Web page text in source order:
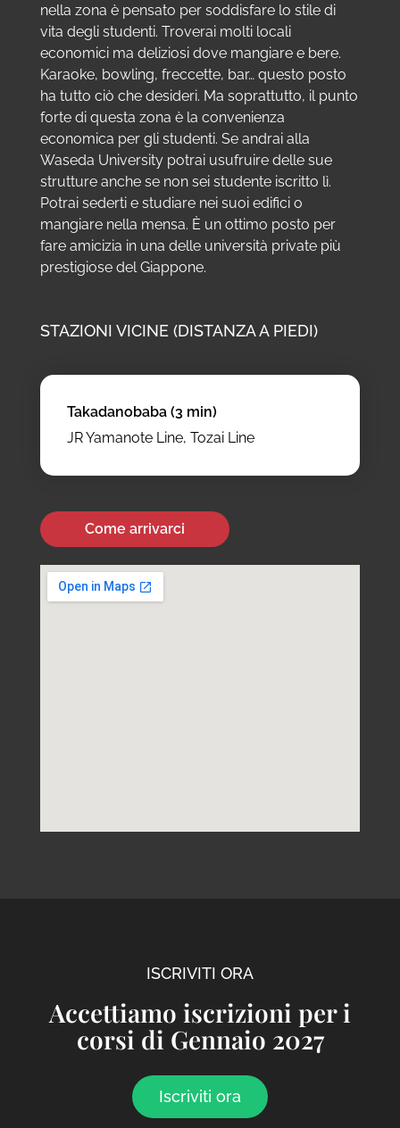
nella zona è pensato per soddisfare lo stile di
vita degli studenti. Troverai molti locali
economici ma deliziosi dove mangiare e bere.
Karaoke, bowling, freccette, bar… questo posto
ha tutto ciò che desideri. Ma soprattutto, il punto
forte di questa zona è la convenienza
economica per gli studenti. Se andrai alla
Waseda University potrai usufruire delle sue
strutture anche se non sei studente iscritto lì.
Potrai sederti e studiare nei suoi edifici o
mangiare nella mensa. È un ottimo posto per
fare amicizia in una delle università private più
prestigiose del Giappone.
STAZIONI VICINE (DISTANZA A PIEDI)
Takadanobaba (3 min)
JR Yamanote Line, Tozai Line
Come arrivarci
ISCRIVITI ORA
Accettiamo iscrizioni per i
corsi di Gennaio 2027
Iscriviti ora